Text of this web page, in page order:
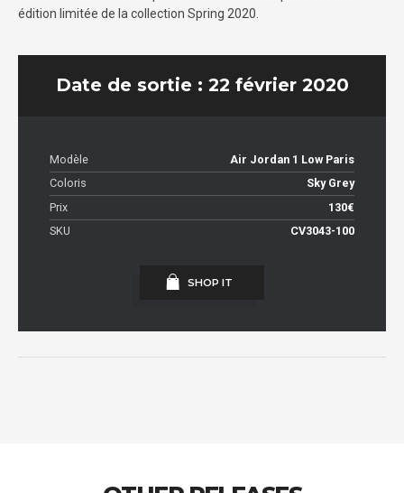
édition limitée de la collection Spring 2020.
Date de sortie : 22 février 2020
Modèle
Air Jordan 1 Low Paris
Coloris
Sky Grey
Prix
130€
SKU
CV3043-100
SHOP IT